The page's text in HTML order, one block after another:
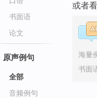
书面语
论文
原声例句
全部
音频例句
或者
海量
书面